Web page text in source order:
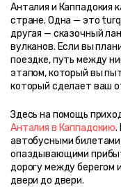
Анталия и Каппадокия
стране. Одна — это
другая — сказочный
вулканов. Если вы
поездке, путь между
этапом, который вы
который сделает ваш
Здесь на помощь
Анталия в Каппадокию.
автобусными
опаздывающими
дорогу между берегом
двери до двери.